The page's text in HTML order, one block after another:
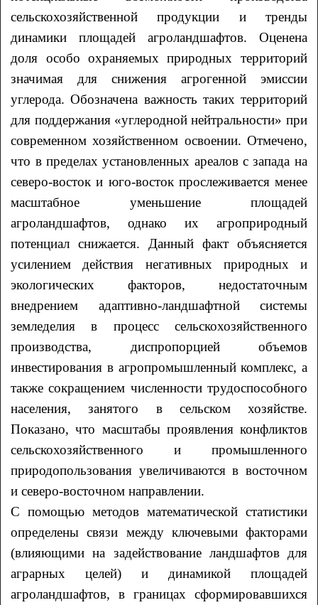
сельскохозяйственной продукции и тренды
динамики площадей агроландшафтов. Оценена
доля особо охраняемых природных территорий
значимая для снижения агрогенной эмиссии
углерода. Обозначена важность таких территорий
для поддержания «углеродной нейтральности» при
современном хозяйственном освоении. Отмечено,
что в пределах установленных ареалов с запада на
северо-восток и юго-восток прослеживается менее
масштабное уменьшение площадей
агроландшафтов, однако их агроприродный
потенциал снижается. Данный факт объясняется
усилением действия негативных природных и
экологических факторов, недостаточным
внедрением адаптивно-ландшафтной системы
земледелия в процесс сельскохозяйственного
производства, диспропорцией объемов
инвестирования в агропромышленный комплекс, а
также сокращением численности трудоспособного
населения, занятого в сельском хозяйстве.
Показано, что масштабы проявления конфликтов
сельскохозяйственного и промышленного
природопользования увеличиваются в восточном
и северо-восточном направлении.
С помощью методов математической статистики
определены связи между ключевыми факторами
(влияющими на задействование ландшафтов для
аграрных целей) и динамикой площадей
агроландшафтов, в границах сформировавшихся